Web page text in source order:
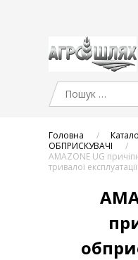
Головна
ОБПРИСКУВАЧІ
AMAZONE UG
тривалої